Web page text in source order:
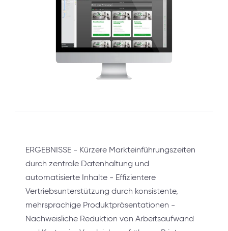
ERGEBNISSE - Kürzere Markteinführungszeiten
durch zentrale Datenhaltung und
automatisierte Inhalte - Effizientere
Vertriebsunterstützung durch konsistente,
mehrsprachige Produktpräsentationen -
Nachweisliche Reduktion von Arbeitsaufwand